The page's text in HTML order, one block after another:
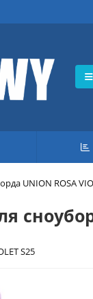
UNION ROSA
S25